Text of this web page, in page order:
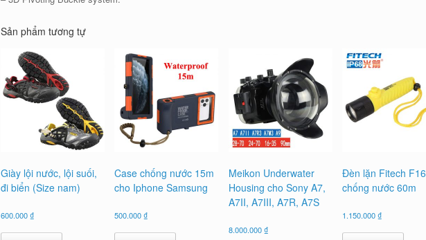
Sản phẩm tương tự
Giày lội nước, lội suối,
đi biển (Size nam)
600.000₫
Case chống nước 15m
cho Iphone Samsung
500.000₫
Meikon Underwater
Housing cho Sony A7,
A7II, A7III, A7R, A7S
8.000.000₫
Đèn lặn Fitech F16
chống nước 60m
1.150.000₫